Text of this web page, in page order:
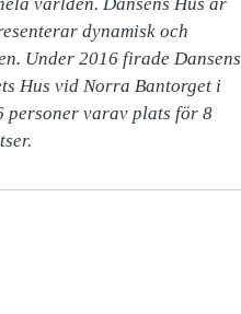
dynamisk och
Under 2016 firade Dansens
Hus vid Norra Bantorget i
personer varav plats för 8